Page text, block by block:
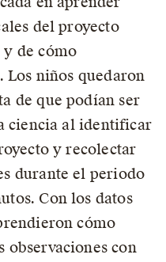
del proyecto
y de cómo
niños quedaron
de que podían ser
ciencia al identificar
y recolectar
durante el periodo
Con los datos
cómo
con